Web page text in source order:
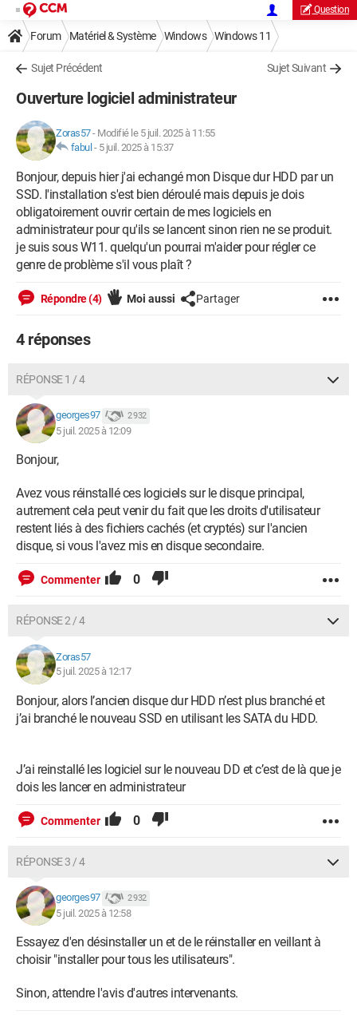
Question
Forum Matériel & Système Windows Windows 11
Sujet Précédent Sujet Suivant
Ouverture logiciel administrateur
Zoras57- Modifié le 5 juil. 2025 à 11:55
fabul - 5 juil. 2025 à 15:37
Bonjour, depuis hier j'ai echangé mon Disque dur HDD par un
SSD. l'installation s'est bien déroulé mais depuis je dois
obligatoirement ouvrir certain de mes logiciels en
administrateur pour qu'ils se lancent sinon rien ne se produit.
je suis sous W11. quelqu'un pourrai m'aider pour régler ce
genre de problème s'il vous plaît ?
Répondre (4) Moi aussi Partager
4 réponses
RÉPONSE 1 / 4
georges97 2 932
5 juil. 2025 à 12:09
Bonjour,
Avez vous réinstallé ces logiciels sur le disque principal,
autrement cela peut venir du fait que les droits d'utilisateur
restent liés à des fichiers cachés (et cryptés) sur l'ancien
disque, si vous l'avez mis en disque secondaire.
Commenter 0
RÉPONSE 2 / 4
Zoras57
5 juil. 2025 à 12:17
Bonjour, alors l’ancien disque dur HDD n’est plus branché et
j’ai branché le nouveau SSD en utilisant les SATA du HDD.
J’ai reinstallé les logiciel sur le nouveau DD et c’est de là que je
dois les lancer en administrateur
Commenter 0
RÉPONSE 3 / 4
georges97 2 932
5 juil. 2025 à 12:58
Essayez d'en désinstaller un et de le réinstaller en veillant à
choisir "installer pour tous les utilisateurs".
Sinon, attendre l'avis d'autres intervenants.